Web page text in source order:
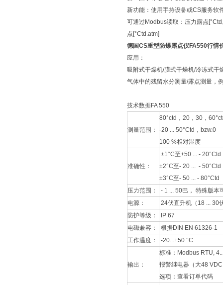
新功能：使用手持设备或CS服务软
可通过Modbus读取：压力露点
点[°Ctd.atm]
德国CS重型防爆露点仪FA550行情
应用：
吸附式干燥机/膜式干燥机/冷冻式干
气体中的残留水分测量/露点测量，
技术数据FA 550
测量范围：
80°ctd，20，30，
-20 ... 50°Ctd，bzw.0
100 %相对湿度
准确性：
±1°C至+50 ... - 20°Ctd
±2°C至- 20 ... - 50°Ctd
±3°C至- 50 ... - 80°Ctd
压力范围：
- 1 ... 50巴， 特殊版本
电源：
24伏直升机（18 ... 30
防护等级：
IP 67
电磁兼容：
根据DIN EN 61326-1
工作温度：
-20...+50 °C
输出：
标准：Modbus RTU,
报警继电器（大48
选项：查看订单代码